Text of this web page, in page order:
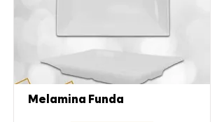
Melamina Funda